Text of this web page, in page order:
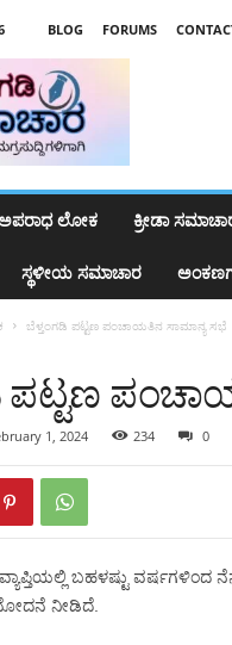
BLOG FORUMS
ಲೋಕ ಕ್ರೀಡಾ
ಸ್ಥಳೀಯ ಸಮಾಚಾರ
ಬೆಳ್ತಂಗಡಿ ಪಟ್ಟಣ ಪಂಚಾಯತಿನ ಸಾಮಾನ್ಯ ಸಭೆ
ಪಟ್ಟಣ
1, 2024 234 0
ಬಹಳಷ್ಟು ವರ್ಷಗಳಿಂದ
ನೀಡಿದೆ.